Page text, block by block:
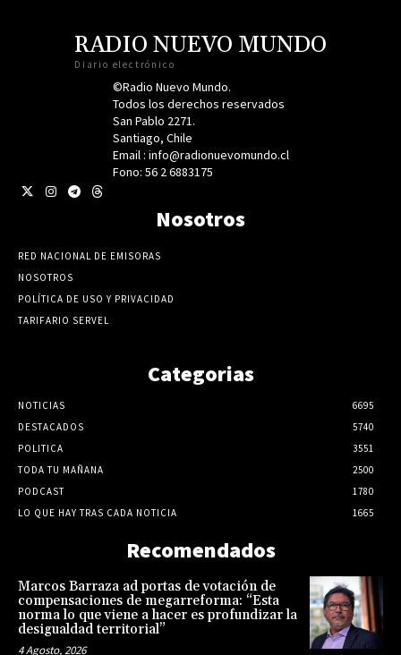
RADIO NUEVO MUNDO
Diario electrónico
©Radio Nuevo Mundo.
Todos los derechos reservados
San Pablo 2271.
Santiago, Chile
Email : info@radionuevomundo.cl
Fono: 56 2 6883175
Nosotros
RED NACIONAL DE EMISORAS
NOSOTROS
POLÍTICA DE USO Y PRIVACIDAD
TARIFARIO SERVEL
Categorias
NOTICIAS
6695
DESTACADOS
5740
POLITICA
3551
TODA TU MAÑANA
2500
PODCAST
1780
LO QUE HAY TRAS CADA NOTICIA
1665
Recomendados
Marcos Barraza ad portas de votación de
compensaciones de megarreforma: “Esta
norma lo que viene a hacer es profundizar la
desigualdad territorial”
4 Agosto, 2026